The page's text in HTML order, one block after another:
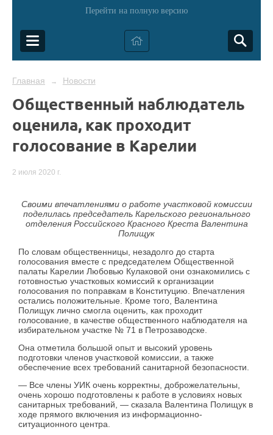
Перейти на полную версию
Главная → Новости
Общественный наблюдатель
оценила, как проходит
голосование в Карелии
2 июля 2020 г.
Своими впечатлениями о работе участковой комиссии
поделилась председатель Карельского регионального
отделения Российского Красного Креста Валентина
Полищук
По словам общественницы, незадолго до старта
голосования вместе с председателем Общественной
палаты Карелии Любовью Кулаковой они ознакомились с
готовностью участковых комиссий к организации
голосования по поправкам в Конституцию. Впечатления
остались положительные. Кроме того, Валентина
Полищук лично смогла оценить, как проходит
голосование, в качестве общественного наблюдателя на
избирательном участке № 71 в Петрозаводске.
Она отметила большой опыт и высокий уровень
подготовки членов участковой комиссии, а также
обеспечение всех требований санитарной безопасности.
— Все члены УИК очень корректны, доброжелательны,
очень хорошо подготовлены к работе в условиях новых
санитарных требований, — сказала Валентина Полищук в
ходе прямого включения из информационно-
ситуационного центра.